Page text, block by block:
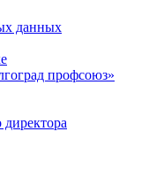
данных
профсоюз»